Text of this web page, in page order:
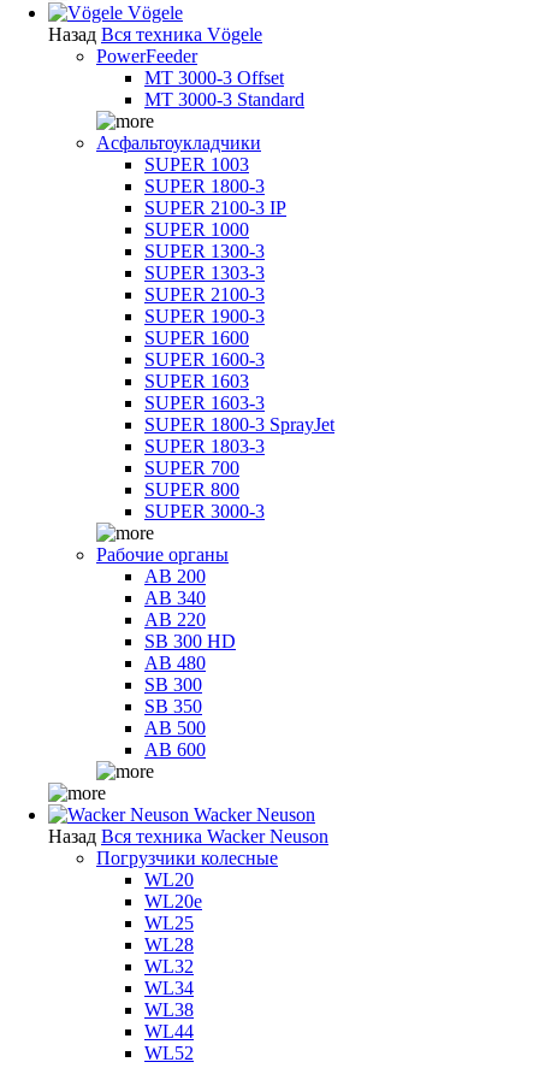
Vögele
Назад Вся техника Vögele
PowerFeeder
MT 3000-3 Offset
MT 3000-3 Standard
Асфальтоукладчики
SUPER 1003
SUPER 1800-3
SUPER 2100-3 IP
SUPER 1000
SUPER 1300-3
SUPER 1303-3
SUPER 2100-3
SUPER 1900-3
SUPER 1600
SUPER 1600-3
SUPER 1603
SUPER 1603-3
SUPER 1800-3 SprayJet
SUPER 1803-3
SUPER 700
SUPER 800
SUPER 3000-3
Рабочие органы
AB 200
AB 340
AB 220
SB 300 HD
AB 480
SB 300
SB 350
AB 500
AB 600
Wacker Neuson
Назад Вся техника Wacker Neuson
Погрузчики колесные
WL20
WL20e
WL25
WL28
WL32
WL34
WL38
WL44
WL52